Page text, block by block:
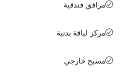
مرافق فندقية
مركز لياقة بدنية
مسبح خارجي